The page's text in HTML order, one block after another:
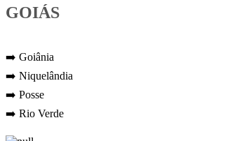
GOIÁS
➡️ Goiânia
➡️ Niquelândia
➡️ Posse
➡️ Rio Verde